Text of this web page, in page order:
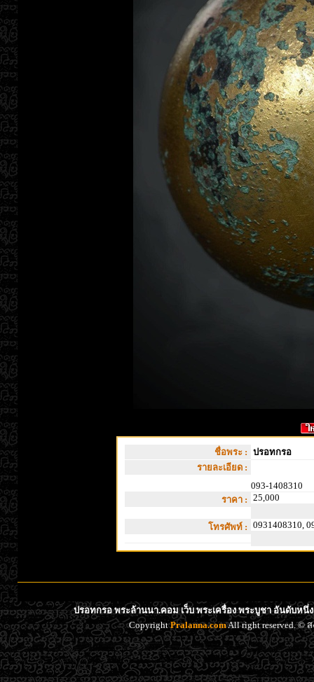
ชื่อพระ : ปรอทกรอ
รายละเอียด :
093-1408310
ราคา : 25,000
โทรศัพท์ : 0931408310,
ปรอทกรอ พระล้านนา.คอม เว็บ พระเครื่อง พระบูชา อันดับหนึ่
CopyrightPralanna.comAll right reserved. ©